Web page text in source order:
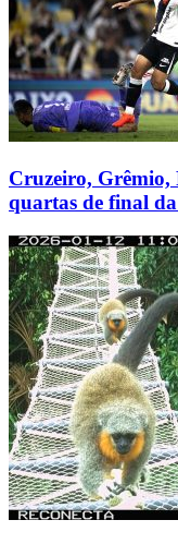
Cruzeiro, Grêmio,
quartas de final